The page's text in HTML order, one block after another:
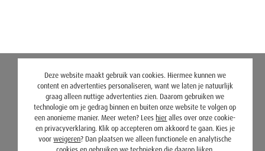
Deze website maakt gebruik van cookies. Hiermee kunnen we
content en advertenties personaliseren, want we laten je natuurlijk
graag alleen nuttige advertenties zien. Daarom gebruiken we
technologie om je gedrag binnen en buiten onze website te volgen op
een anonieme manier. Meer weten? Lees hier alles over onze cookie-
en privacyverklaring. Klik op accepteren om akkoord te gaan. Kies je
voorweigeren? Dan plaatsen we alleen functionele en analytische